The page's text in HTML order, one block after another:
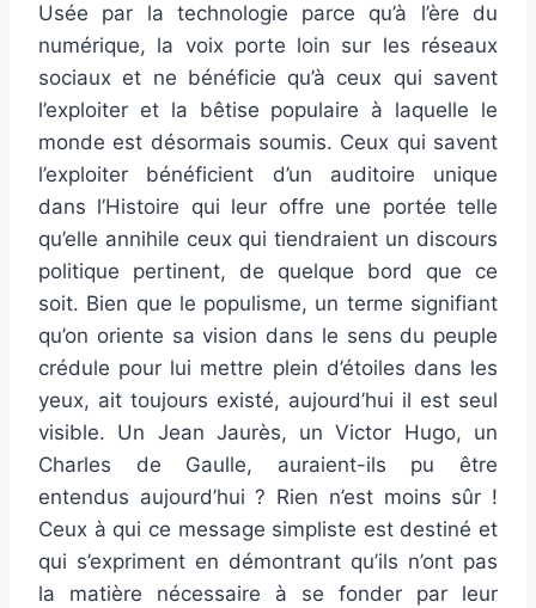
Usée par la technologie parce qu’à l’ère du
numérique, la voix porte loin sur les réseaux
sociaux et ne bénéficie qu’à ceux qui savent
l’exploiter et la bêtise populaire à laquelle le
monde est désormais soumis. Ceux qui savent
l’exploiter bénéficient d’un auditoire unique
dans l’Histoire qui leur offre une portée telle
qu’elle annihile ceux qui tiendraient un discours
politique pertinent, de quelque bord que ce
soit. Bien que le populisme, un terme signifiant
qu’on oriente sa vision dans le sens du peuple
crédule pour lui mettre plein d’étoiles dans les
yeux, ait toujours existé, aujourd’hui il est seul
visible. Un Jean Jaurès, un Victor Hugo, un
Charles de Gaulle, auraient-ils pu être
entendus aujourd’hui ? Rien n’est moins sûr !
Ceux à qui ce message simpliste est destiné et
qui s’expriment en démontrant qu’ils n’ont pas
la matière nécessaire à se fonder par leur